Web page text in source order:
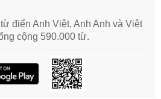
điển Anh Việt, Anh Anh và Việt
cộng 590.000 từ.